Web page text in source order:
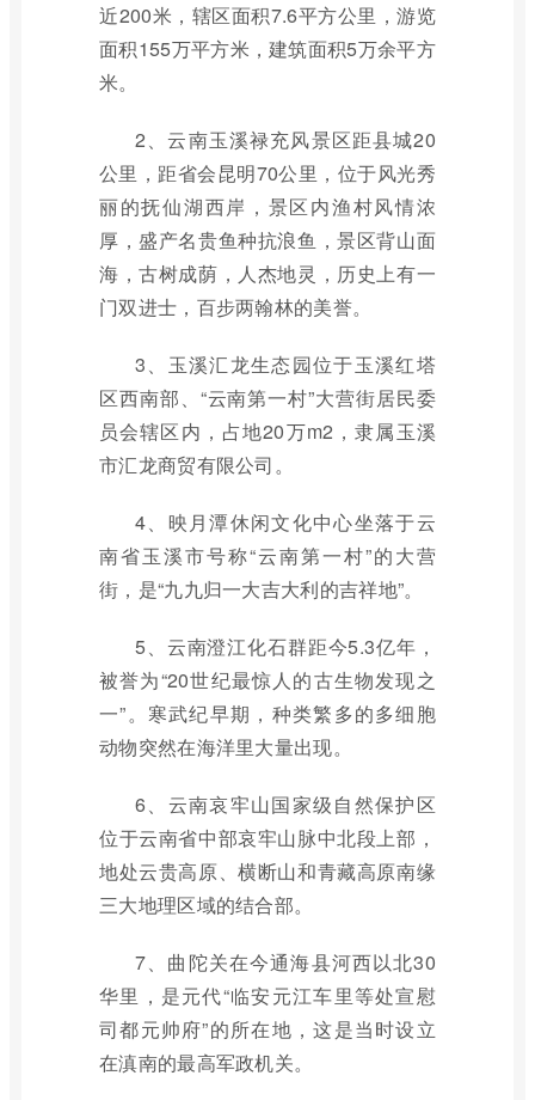
近200米，辖区面积7.6平方公里，游览
面积155万平方米，建筑面积5万余平方
米。
2、云南玉溪禄充风景区距县城20
公里，距省会昆明70公里，位于风光秀
丽的抚仙湖西岸，景区内渔村风情浓
厚，盛产名贵鱼种抗浪鱼，景区背山面
海，古树成荫，人杰地灵，历史上有一
门双进士，百步两翰林的美誉。
3、玉溪汇龙生态园位于玉溪红塔
区西南部、“云南第一村”大营街居民委
员会辖区内，占地20万m2，隶属玉溪
市汇龙商贸有限公司。
4、映月潭休闲文化中心坐落于云
南省玉溪市号称“云南第一村”的大营
街，是“九九归一大吉大利的吉祥地”。
5、云南澄江化石群距今5.3亿年，
被誉为“20世纪最惊人的古生物发现之
一”。寒武纪早期，种类繁多的多细胞
动物突然在海洋里大量出现。
6、云南哀牢山国家级自然保护区
位于云南省中部哀牢山脉中北段上部，
地处云贵高原、横断山和青藏高原南缘
三大地理区域的结合部。
7、曲陀关在今通海县河西以北30
华里，是元代“临安元江车里等处宣慰
司都元帅府”的所在地，这是当时设立
在滇南的最高军政机关。